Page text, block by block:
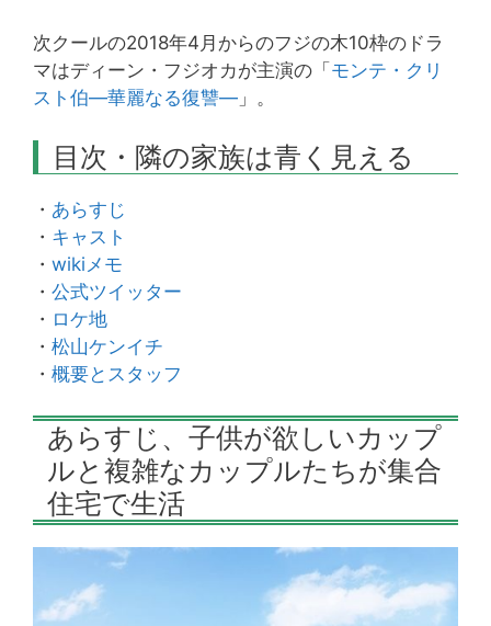
次クールの2018年4月からのフジの木10枠のドラ
マはディーン・フジオカが主演の「 モンテ・クリ
スト伯―華麗なる復讐― 」。
目次・隣の家族は青く見える
・ あらすじ
・ キャスト
・ wikiメモ
・ 公式ツイッター
・ ロケ地
・ 松山ケンイチ
・ 概要とスタッフ
あらすじ、子供が欲しいカップ
ルと複雑なカップルたちが集合
住宅で生活